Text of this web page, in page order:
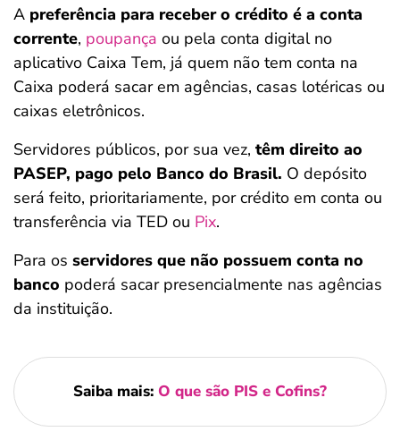
A preferência para receber o crédito é a conta
corrente, poupança ou pela conta digital no
aplicativo Caixa Tem, já quem não tem conta na
Caixa poderá sacar em agências, casas lotéricas ou
caixas eletrônicos.
Servidores públicos, por sua vez, têm direito ao
PASEP, pago pelo Banco do Brasil. O depósito
será feito, prioritariamente, por crédito em conta ou
transferência via TED ou Pix.
Para os servidores que não possuem conta no
banco poderá sacar presencialmente nas agências
da instituição.
Saiba mais: O que são PIS e Cofins?